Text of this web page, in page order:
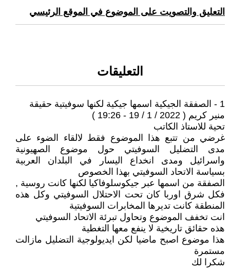
التعليق والتصويت على الموضوع في الموقع الرئيسي
التعليقات
1 - الصفقة الجيكية اسمها جيكية لكنها سوفيتية حقيقة
منير كريم ( 2022 / 1 / 19 - 19:26 )
تحية للاستاذ الكاتب
غرضي من تتبع هذا الموضوع فقط لالقاء الضوء على
مدى التضليل السوفيتي حول موضوع الصهيونية
واسرائيل ومدى انخداع اليسار في البلدان العربية
بسياسة الاتحاد السوفيتي بهذا الخصوص
الصفقة من اسمها عبر جيكوسلوفاكيا لكنها كانت روسية ,
فكل شرق اوربا كان تحت الاحتلال السوفيتي وكل هذه
المنطقة كانت تديرها المخابرات السوفيتية
انت تخفف الموضوع وتحاول تبرئة الاتحاد السوفيتي
هذه حقائق تاريخية لا ينفع معها التغطية
هذا موضوع اصبح ماضيا لكن ايديولوجية التضليل مازالت
مستمرة
شكرا لك